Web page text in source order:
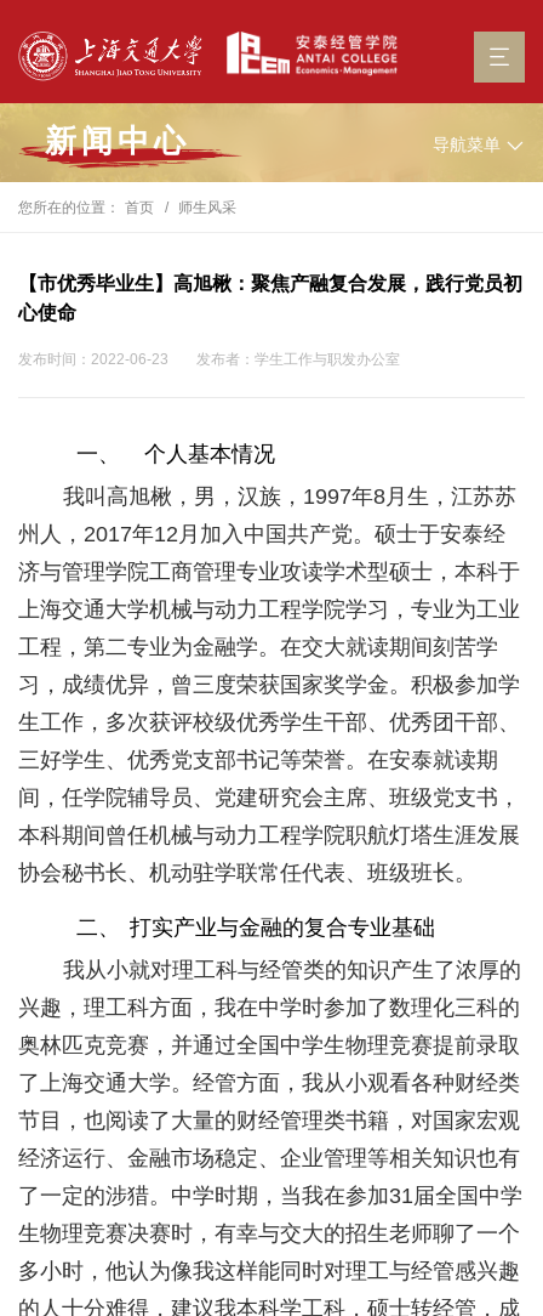
新闻中心 导航菜单
您所在的位置： 首页 师生风采
【市优秀毕业生】高旭楸：聚焦产融复合发展，践行党员初
心使命
发布时间：2022-06-23 发布者：学生工作与职发办公室
一、
个人基本情况
我叫高旭楸，男，汉族， 1997年8月生，江苏苏
州人， 2017年12 月加入中国共产党。硕士于安泰经
济与管理学院工商管理专业攻读学术型硕士，本科于
上海交通大学机械与动力工程学院学习，专业为工业
工程，第二专业为金融学。在交大就读期间刻苦学
习，成绩优异，曾三度荣获国家奖学金。积极参加学
生工作，多次获评校级优秀学生干部、优秀团干部、
三好学生、优秀党支部书记等荣誉。在安泰就读期
间，任学院辅导员、党建研究会主席、班级党支书，
本科期间曾任机械与动力工程学院职航灯塔生涯发展
协会秘书长、机动驻学联常任代表、班级班长。
二、
打实产业与金融的复合专业基础
我从小就对理工科与经管类的知识产生了浓厚的
兴趣，理工科方面，我在中学时参加了数理化三科的
奥林匹克竞赛，并通过全国中学生物理竞赛提前录取
了上海交通大学。经管方面，我从小观看各种财经类
节目，也阅读了大量的财经管理类书籍，对国家宏观
经济运行、金融市场稳定、企业管理等相关知识也有
了一定的涉猎。中学时期，当我在参加31届全国中学
生物理竞赛决赛时，有幸与交大的招生老师聊了一个
多小时，他认为像我这样能同时对理工与经管感兴趣
的人十分难得，建议我本科学工科，硕士转经管，成